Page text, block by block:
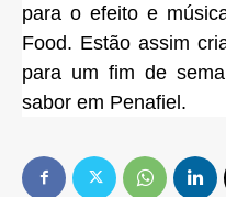
para o efeito e
Food. Estão assim
para um fim de
sabor em Penafiel.